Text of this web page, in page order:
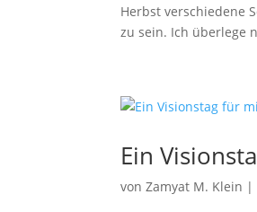
Herbst verschiedene
zu sein. Ich überlege
Ein
vonZamyat M. Klein |